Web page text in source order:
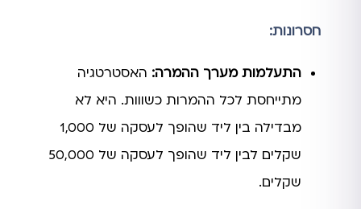
חסרונות:
התעלמות מערך ההמרה: האסטרטגיה
מתייחסת לכל ההמרות כשווות. היא לא
מבדילה בין ליד שהופך לעסקה של 1,000
שקלים לבין ליד שהופך לעסקה של 50,000
שקלים.